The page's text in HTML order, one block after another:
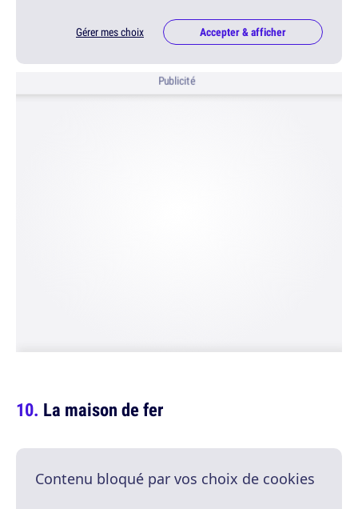
Gérer mes choix Accepter & afficher
Publicité
La maison de fer
Contenu bloqué par vos choix de cookies